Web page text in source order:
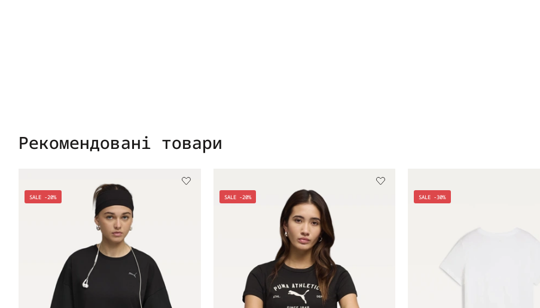
Рекомендовані товари
SALE -20% SALE -20% SALE -30%